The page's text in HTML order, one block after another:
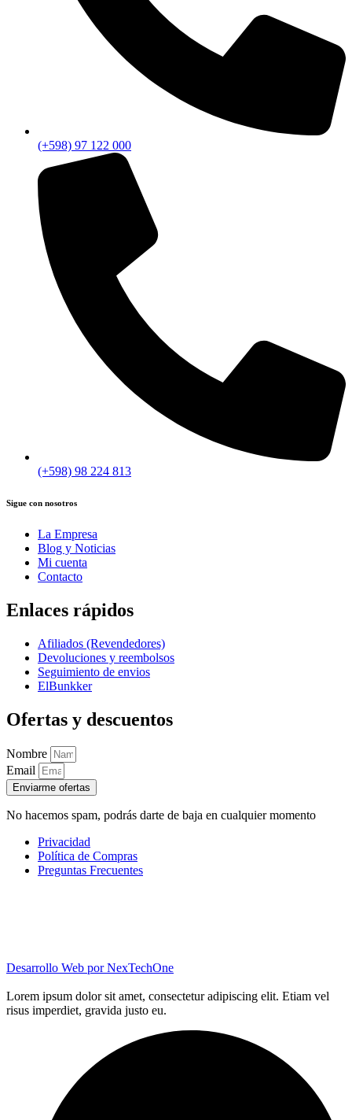
(+598) 97 122 000
(+598) 98 224 813
Sigue con nosotros
La Empresa
Blog y Noticias
Mi cuenta
Contacto
Enlaces rápidos
Afiliados (Revendedores)
Devoluciones y reembolsos
Seguimiento de envios
ElBunkker
Ofertas y descuentos
Nombre
Email
Enviarme ofertas
No hacemos spam, podrás darte de baja en cualquier momento
Privacidad
Política de Compras
Preguntas Frecuentes
Desarrollo Web porNexTechOne
Lorem ipsum dolor sit amet, consectetur adipiscing elit. Etiam vel
risus imperdiet, gravida justo eu.